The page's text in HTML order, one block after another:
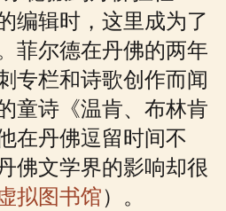
编辑时，这里成为了
菲尔德在丹佛的两年
专栏和诗歌创作而闻
童诗《温肯、布林肯
在丹佛逗留时间不
佛文学界的影响却很
拟图书馆）。